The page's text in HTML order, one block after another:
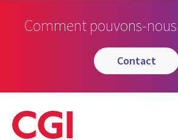
Comment pouvons-
contact